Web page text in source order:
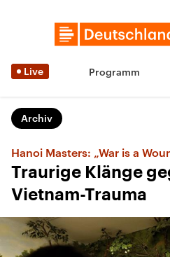
Live Programm
Archiv
Hanoi Masters: „War is a
Traurige Klänge
Vietnam-Trauma